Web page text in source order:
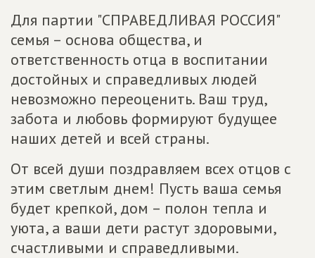
Для партии "СПРАВЕДЛИВАЯ РОССИЯ"
семья – основа общества, и
ответственность отца в воспитании
достойных и справедливых людей
невозможно переоценить. Ваш труд,
забота и любовь формируют будущее
наших детей и всей страны.
От всей души поздравляем всех отцов с
этим светлым днем! Пусть ваша семья
будет крепкой, дом – полон тепла и
уюта, а ваши дети растут здоровыми,
счастливыми и справедливыми.